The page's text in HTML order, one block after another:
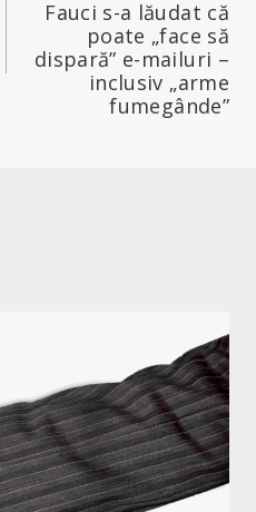
Fauci s-a lăudat că
poate „face să
dispară” e-mailuri –
inclusiv „arme
fumegânde”